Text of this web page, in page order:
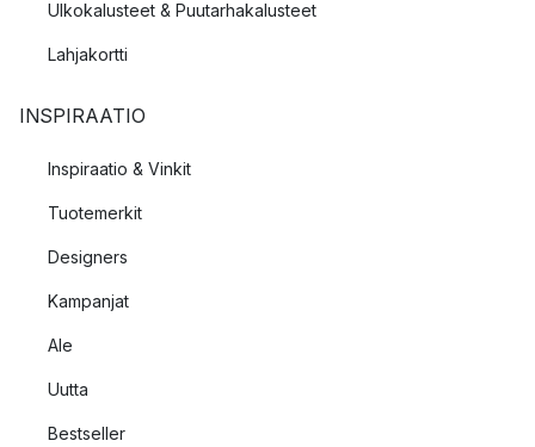
Ulkokalusteet & Puutarhakalusteet
Lahjakortti
INSPIRAATIO
Inspiraatio & Vinkit
Tuotemerkit
Designers
Kampanjat
Ale
Uutta
Bestseller